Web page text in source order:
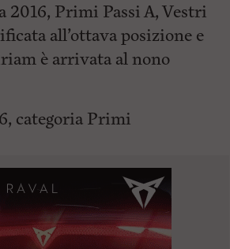
2016, Primi Passi A, Vestri
all’ottava posizione e
è arrivata al nono
categoria Primi